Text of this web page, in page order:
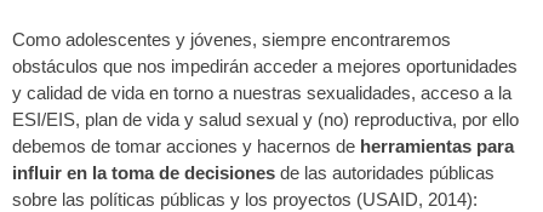
Como adolescentes y jóvenes, siempre encontraremos
obstáculos que nos impedirán acceder a mejores oportunidades
y calidad de vida en torno a nuestras sexualidades, acceso a la
ESI/EIS, plan de vida y salud sexual y (no) reproductiva, por ello
debemos de tomar acciones y hacernos de herramientas para
influir en la toma de decisiones de las autoridades públicas
sobre las políticas públicas y los proyectos (USAID, 2014):